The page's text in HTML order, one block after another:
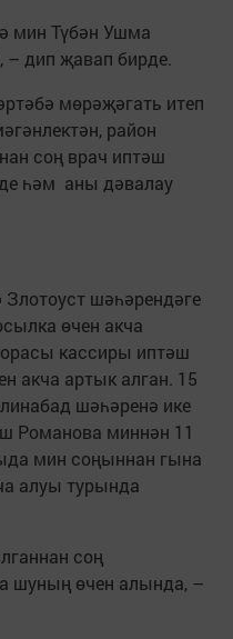
мин Түбән Ушма
дип җавап бирде.
мөрәҗәгать итеп
район
соң врач иптәш
һәм аны дәвалау
шәһәрендәге
өчен акча
кассиры иптәш
акча артык алган. 15
шәһәренә ике
Романова миннән 11
мин соңыннан гына
алуы турында
соң
шуның өчен алында, –